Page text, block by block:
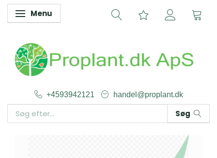
Skifte navigation
Menu
+4593942121 handel@proplant.dk
Søg